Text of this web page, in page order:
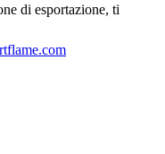
di esportazione, ti